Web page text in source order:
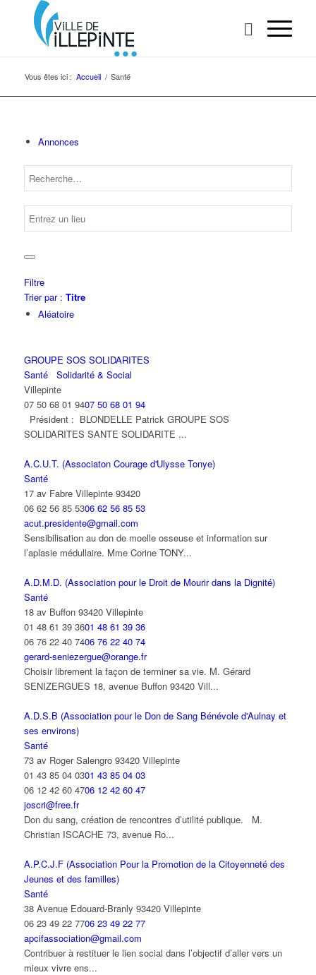
Vous êtes ici : Accueil / Santé
Annonces
Filtre
Trier par : Titre
Aléatoire
GROUPE SOS SOLIDARITES
Santé
Solidarité & Social
Villepinte
07 50 68 01 9407 50 68 01 94
Président : BLONDELLE Patrick GROUPE SOS
SOLIDARITES SANTE SOLIDARITE ...
A.C.U.T. (Associaton Courage d'Ulysse Tonye)
Santé
17 av Fabre Villepinte 93420
06 62 56 85 5306 62 56 85 53
acut.presidente@gmail.com
Sensibilisation au don de moelle osseuse et information sur
l’aplasie médullaire. Mme Corine TONY...
A.D.M.D. (Association pour le Droit de Mourir dans la Dignité)
Santé
18 av Buffon 93420 Villepinte
01 48 61 39 3601 48 61 39 36
06 76 22 40 7406 76 22 40 74
gerard-seniezergue@orange.fr
Choisir librement la façon de terminer sa vie. M. Gérard
SENIZERGUES 18, avenue Buffon 93420 Vill...
A.D.S.B (Association pour le Don de Sang Bénévole d'Aulnay et
ses environs)
Santé
73 av Roger Salengro 93420 Villepinte
01 43 85 04 0301 43 85 04 03
06 12 42 60 4706 12 42 60 47
joscri@free.fr
Don du sang, création de rencontres d’utilité publique. M.
Christian ISCACHE 73, avenue Ro...
A.P.C.J.F (Association Pour la Promotion de la Citoyenneté des
Jeunes et des familles)
Santé
38 Avenue Edouard-Branly 93420 Villepinte
06 23 49 22 7706 23 49 22 77
apcifassociation@gmail.com
Contribuer à restituer le lien social dans l’objectif d’aller vers un
mieux vivre ens...